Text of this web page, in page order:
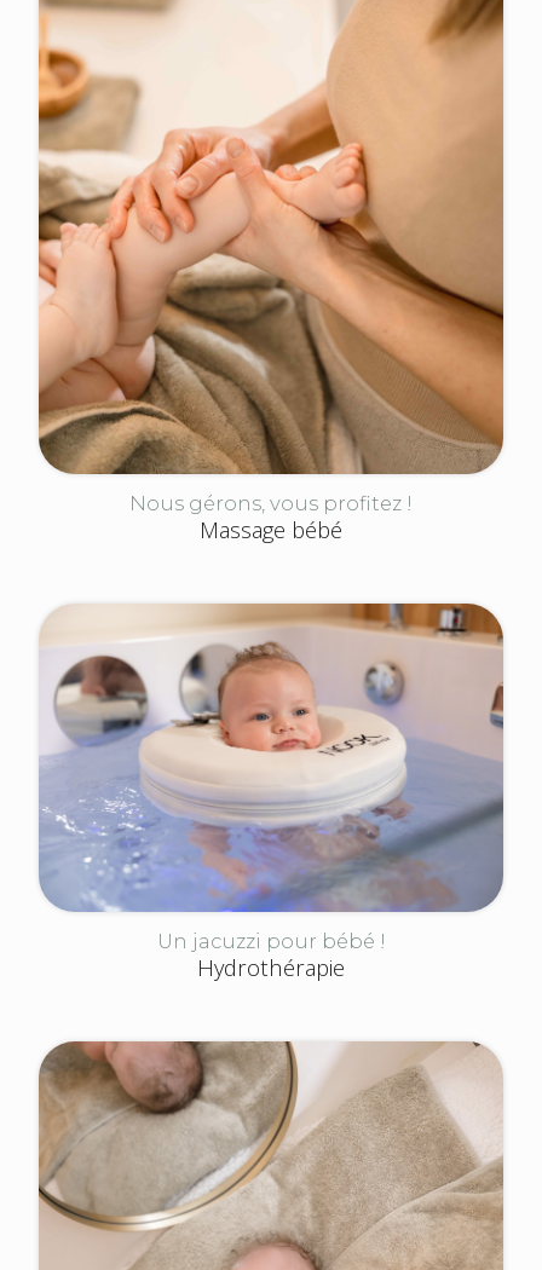
Nous gérons, vous profitez !
Massage bébé
Un jacuzzi pour bébé !
Hydrothérapie